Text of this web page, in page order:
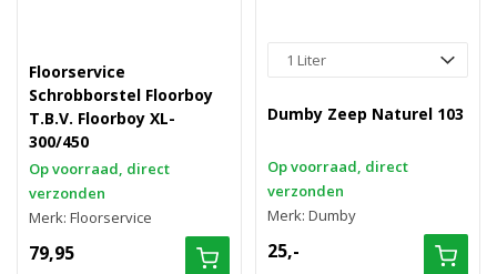
Floorservice
Schrobborstel Floorboy
T.B.V. Floorboy XL-
300/450
Op voorraad, direct
verzonden
Merk: Floorservice
79,95
Dumby Zeep Naturel 103
Op voorraad, direct
verzonden
Merk: Dumby
25,-